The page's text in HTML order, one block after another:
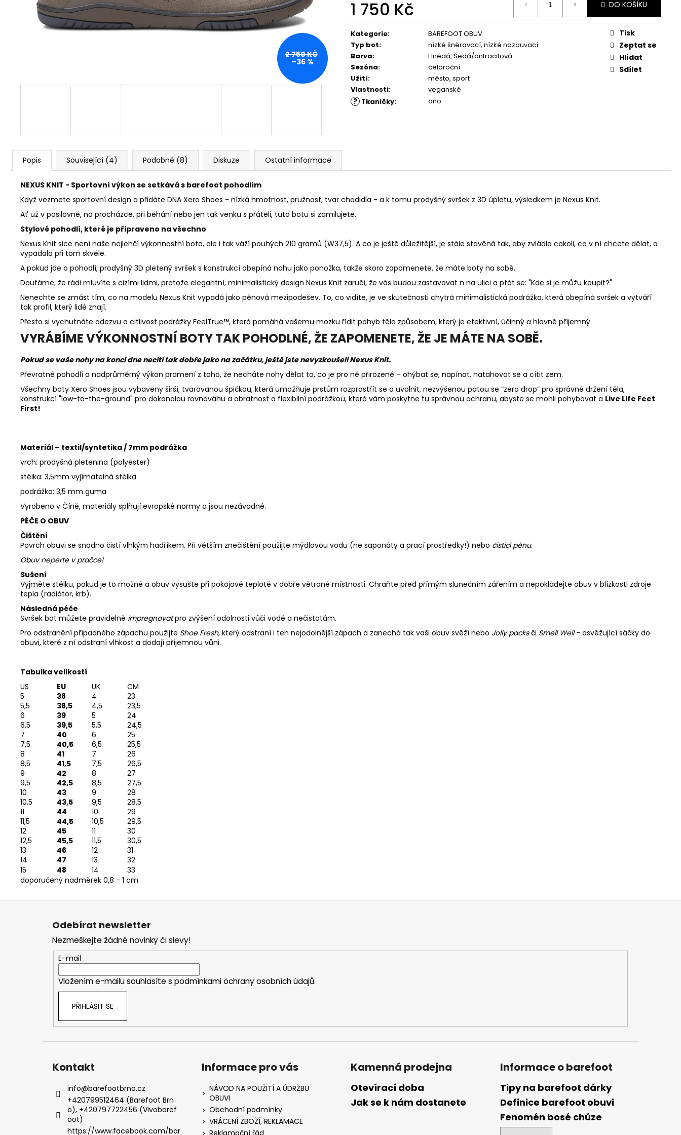
1 750 Kč
Měrná
cena:
DO KOŠÍKU
Kategorie:
BAREFOOT OBUV
Typ bot:
nízké šněrovací, nízké nazouvací
Barva:
Hnědá, Šedá/antracitová
Sezóna:
celoroční
Užití:
město, sport
Vlastnosti: veganské
? Tkaničky: ano
Tisk
Zeptat se
Hlídat
Sdílet
2 750 KČ
–36 %
Popis Související (4) Podobné (8) Diskuze Ostatní informace
NEXUS KNIT - Sportovní výkon se setkává s barefoot pohodlím
Když vezmete sportovní design a přidáte DNA Xero Shoes - nízká hmotnost, pružnost, tvar chodidla - a k tomu prodyšný svršek z 3D úpletu, výsledkem je Nexus Knit.
Ať už v posilovně, na procházce, při běhání nebo jen tak venku s přáteli, tuto botu si zamilujete.
Stylové pohodlí, které je připraveno na všechno
Nexus Knit sice není naše nejlehčí výkonnostní bota, ale i tak váží pouhých 210 gramů (W37,5). A co je ještě důležitější, je stále stavěná tak, aby zvládla cokoli, co v ní chcete dělat, a
vypadala při tom skvěle.
A pokud jde o pohodlí, prodyšný 3D pletený svršek s konstrukcí obepíná nohu jako ponožka, takže skoro zapomenete, že máte boty na sobě.
Doufáme, že rádi mluvíte s cizími lidmi, protože elegantní, minimalistický design Nexus Knit zaručí, že vás budou zastavovat n na ulici a ptát se: "Kde si je můžu koupit?"
Nenechte se zmást tím, co na modelu Nexus Knit vypadá jako pěnová mezipodešev. To, co vidíte, je ve skutečnosti chytrá minimalistická podrážka, která obepíná svršek a vytváří
tak profil, který lidé znají.
Přesto si vychutnáte odezvu a citlivost podrážky FeelTrue™, která pomáhá vašemu mozku řídit pohyb těla způsobem, který je efektivní, účinný a hlavně příjemný.
VYRÁBÍME VÝKONNOSTNÍ BOTY TAK POHODLNÉ, ŽE ZAPOMENETE, ŽE JE MÁTE NA SOBĚ.
Pokud se vaše nohy na konci dne necítí tak dobře jako na začátku, ještě jste nevyzkoušeli Nexus Knit.
Převratné pohodlí a nadprůměrný výkon pramení z toho, že necháte nohy dělat to, co je pro ně přirozené – ohýbat se, napínat, natahovat se a cítit zem.
Všechny boty Xero Shoes jsou vybaveny širší, tvarovanou špičkou, která umožňuje prstům rozprostřít se a uvolnit, nezvýšenou patou se “zero drop” pro správné držení těla,
konstrukcí "low-to-the-ground" pro dokonalou rovnováhu a obratnost a flexibilní podrážkou, která vám poskytne tu správnou ochranu, abyste se mohli pohybovat a Live Life Feet
First!
Materiál – textil/syntetika / 7mm podrážka
vrch: prodyšná pletenina (polyester)
stélka: 3,5mm vyjímatelná stélka
podrážka: 3,5 mm guma
Vyrobeno v Číně, materiály splňují evropské normy a jsou nezávadné.
PÉČE O OBUV
Čištění
Povrch obuvi se snadno čistí vlhkým hadříkem. Při větším znečištění použijte mýdlovou vodu (ne saponáty a prací prostředky!) nebo čisticí pěnu.
Obuv neperte v pračce!
Sušení
Vyjměte stélku, pokud je to možné a obuv vysušte při pokojové teplotě v dobře větrané místnosti. Chraňte před přímým slunečním zářením a nepokládejte obuv v blízkosti zdroje
tepla (radiátor, krb).
Následná péče
Svršek bot můžete pravidelně impregnovatpro zvýšení odolnosti vůči vodě a nečistotám.
Pro odstranění případného zápachu použijte Shoe Fresh, který odstraní i ten nejodolnější zápach a zanechá tak vaši obuv svěží nebo Jolly packs či Smell Well- osvěžující sáčky do
obuvi, které z ní odstraní vlhkost a dodají příjemnou vůni.
Tabulka velikostí
US
EU UK
CM
5
38 4
23
5,5
38,5 4,5
23,5
6
39 5
24
6,5
39,5 5,5
24,5
7
40 6
25
7,5
40,5 6,5
25,5
8
41 7
26
8,5
41,5 7,5
26,5
9
42 8
27
9,5
42,5 8,5
27,5
10
43 9
28
10,5
43,5 9,5
28,5
11
44 10
29
11,5
44,5 10,5
29,5
12
45 11
30
12,5
45,5 11,5
30,5
13
46 12
31
14
47 13
32
15
48 14
33
doporučený nadměrek 0,8 - 1 cm
1 Kč
89 Kč
219 Kč
Z
Odebírat newsletter
Nezmeškejte žádné novinky či slevy!
E-mail
Vložením e-mailu souhlasíte s podmínkami ochrany osobních údajů
PŘIHLÁSIT SE
Kontakt
info@barefootbrno.cz
+420799512464 (Barefoot Brn
o), +420797722456 (Vivobaref
oot)
https://www.facebook.com/bar
Informace pro vás
NÁVOD NA POUŽITÍ A ÚDRŽBU
OBUVI
Obchodní podmínky
VRÁCENÍ ZBOŽÍ, REKLAMACE
Kamenná prodejna
Otevírací doba
Jak se k nám dostanete
Informace o barefoot
Tipy na barefoot dárky
Definice barefoot obuvi
Fenomén bosé chůze